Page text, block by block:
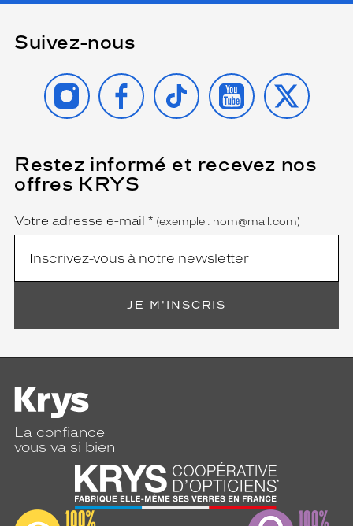
Suivez-nous
INSTAGRAMFACEBOOK
TIKTOK YOUTUBE
X
Restez informé et recevez nos
offres KRYS
Name
Votre adresse e-mail *
(Ce
champ
est
obligatoire)
(exemple : nom@mail.com)
JE M'INSCRIS
La confiance
vous va si bien